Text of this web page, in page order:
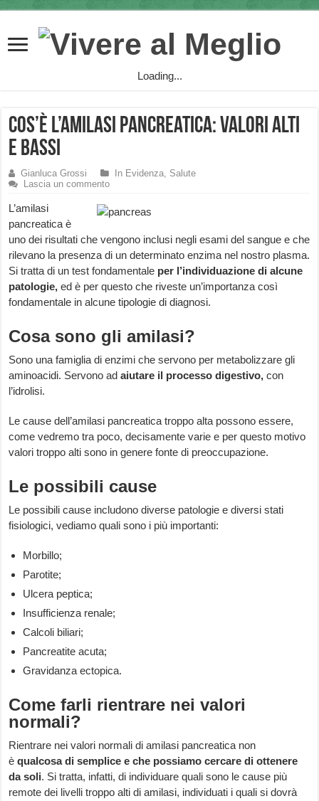
Loading...
Cos’è l’Amilasi Pancreatica: valori alti
e bassi
Gianluca Grossi In Evidenza, Salute
Lascia un commento
L’amilasi
pancreatica è
uno dei risultati che vengono inclusi negli esami del sangue e che
rilevano la presenza di un determinato enzima nel nostro plasma.
Si tratta di un test fondamentale per l’individuazione di alcune
patologie, ed è per questo che riveste un’importanza così
fondamentale in alcune tipologie di diagnosi.
Cosa sono gli amilasi?
Sono una famiglia di enzimi che servono per metabolizzare gli
aminoacidi. Servono ad aiutare il processo digestivo, con
l’idrolisi.
Le cause dell’amilasi pancreatica troppo alta possono essere,
come vedremo tra poco, decisamente varie e per questo motivo
valori troppo alti sono in genere fonte di preoccupazione.
Le possibili cause
Le possibili cause includono diverse patologie e diversi stati
fisiologici, vediamo quali sono i più importanti:
Morbillo;
Parotite;
Ulcera peptica;
Insufficienza renale;
Calcoli biliari;
Pancreatite acuta;
Gravidanza ectopica.
Come farli rientrare nei valori
normali?
Rientrare nei valori normali di amilasi pancreatica non
èqualcosa di semplice e che possiamo cercare di ottenere
da soli. Si tratta, infatti, di individuare quali sono le cause più
remote dei livelli troppo alti di amilasi, individuati i quali si dovrà